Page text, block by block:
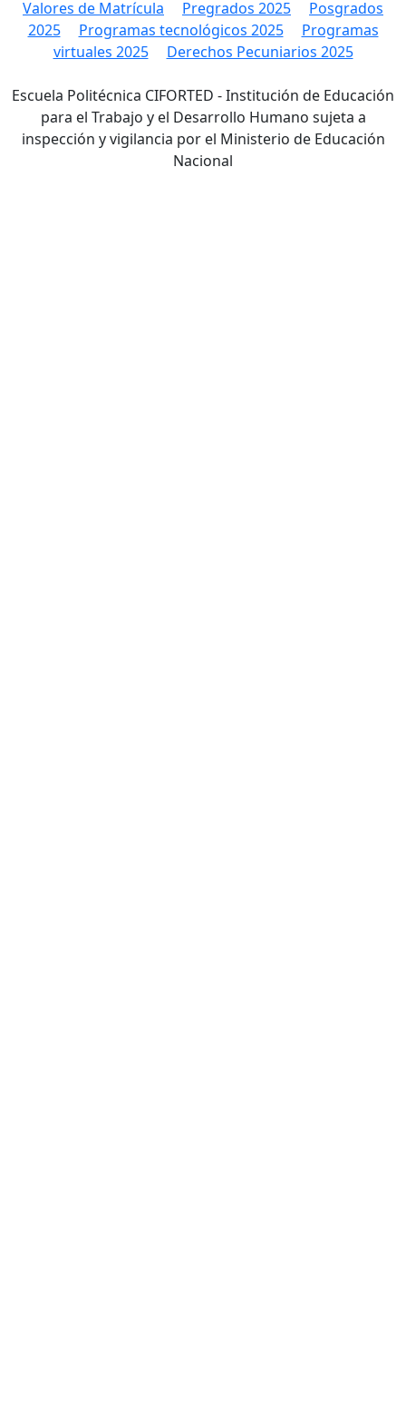
Valores de Matrícula Pregrados 2025
Posgrados
2025
Programas tecnológicos 2025
Programas
virtuales 2025
Derechos Pecuniarios 2025
Escuela Politécnica CIFORTED - Institución de Educación
para el Trabajo y el Desarrollo Humano sujeta a
inspección y vigilancia por el Ministerio de Educación
Nacional